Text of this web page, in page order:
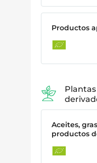
Productos
Aceites,
productos